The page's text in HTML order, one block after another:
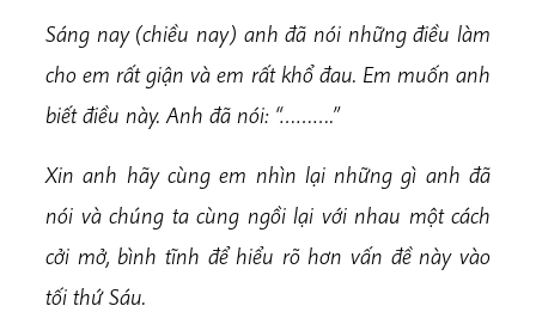
Sáng nay (chiều nay) anh đã nói những điều làm
cho em rất giận và em rất khổ đau. Em muốn anh
biết điều này. Anh đã nói: “……….”
Xin anh hãy cùng em nhìn lại những gì anh đã
nói và chúng ta cùng ngồi lại với nhau một cách
cởi mở, bình tĩnh để hiểu rõ hơn vấn đề này vào
tối thứ Sáu.